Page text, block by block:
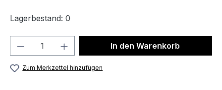
Lagerbestand: 0
Produkt Anzahl: Gib denIn den Warenkorb
Zum Merkzettel hinzufügen